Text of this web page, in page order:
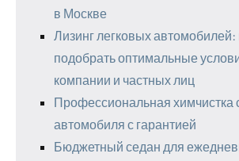
в Москве
Лизинг легковых автомобилей:
подобрать оптимальные
компании и частных лиц
Профессиональная химчистка
автомобиля с гарантией
Бюджетный седан для